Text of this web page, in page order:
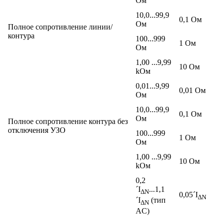
Полное сопротивление линии/
контура
10,0...99,9
Ом
0,1 Ом
100...999
Ом
1 Ом
1,00 ...9,99
kОм
10 Ом
Полное сопротивление контура без
отключения УЗО
0,01...9,99
Ом
0,01 Ом
10,0...99,9
Ом
0,1 Ом
100...999
Ом
1 Ом
1,00 ...9,99
kОм
10 Ом
0,2
´IΔN...1,1
´IΔN (тип
AC)
0,05´IΔN